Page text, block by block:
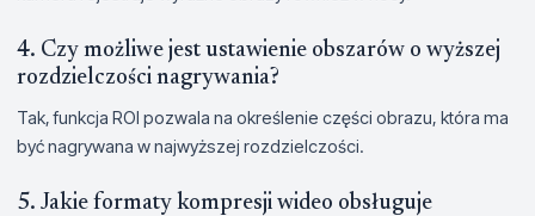
4. Czy możliwe jest ustawienie obszarów o wyższej
rozdzielczości nagrywania?
Tak, funkcja ROI pozwala na określenie części obrazu, która ma
być nagrywana w najwyższej rozdzielczości.
5. Jakie formaty kompresji wideo obsługuje